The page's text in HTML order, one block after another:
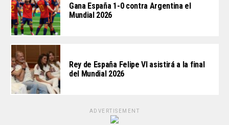
Gana España 1-0 contra Argentina el
Mundial 2026
Rey de España Felipe VI asistirá a la final
del Mundial 2026
ADVERTISEMENT